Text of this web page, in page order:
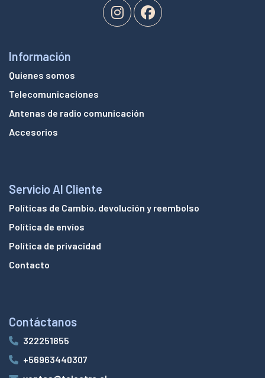
Información
Quienes somos
Telecomunicaciones
Antenas de radio comunicación
Accesorios
Servicio Al Cliente
Políticas de Cambio, devolución y reembolso
Política de envíos
Política de privacidad
Contacto
Contáctanos
322251855
+56963440307